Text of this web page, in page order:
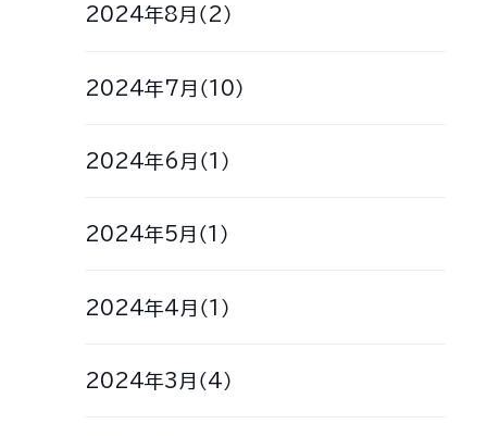
2024年8月（2）
2024年7月（10）
2024年6月（1）
2024年5月（1）
2024年4月（1）
2024年3月（4）